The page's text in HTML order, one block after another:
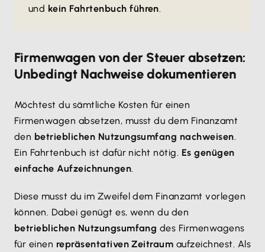
und kein Fahrtenbuch führen.
Firmenwagen von der Steuer absetzen:
Unbedingt Nachweise dokumentieren
Möchtest du sämtliche Kosten für einen
Firmenwagen absetzen, musst du dem Finanzamt
den betrieblichen Nutzungsumfang nachweisen.
Ein Fahrtenbuch ist dafür nicht nötig. Es genügen
einfache Aufzeichnungen.
Diese musst du im Zweifel dem Finanzamt vorlegen
können. Dabei genügt es, wenn du den
betrieblichen Nutzungsumfang des Firmenwagens
für einen repräsentativen Zeitraum aufzeichnest. Als